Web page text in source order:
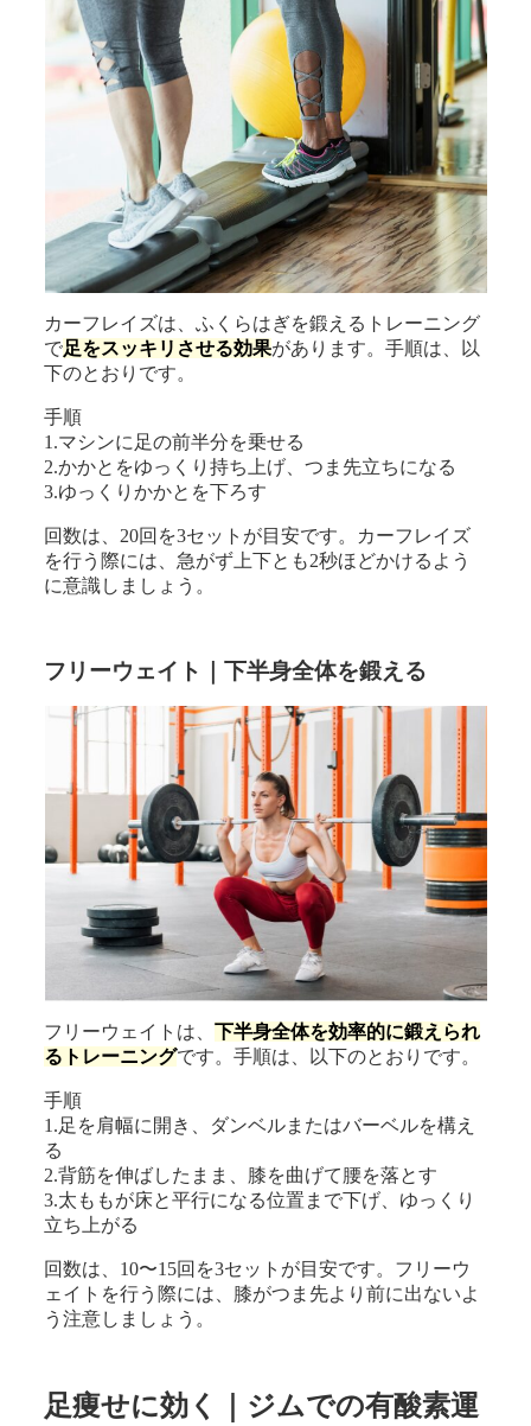
カーフレイズは、ふくらはぎを鍛えるトレーニング
で足をスッキリさせる効果があります。手順は、以
下のとおりです。
手順
1.マシンに足の前半分を乗せる
2.かかとをゆっくり持ち上げ、つま先立ちになる
3.ゆっくりかかとを下ろす
回数は、20回を3セットが目安です。カーフレイズ
を行う際には、急がず上下とも2秒ほどかけるよう
に意識しましょう。
フリーウェイト｜下半身全体を鍛える
フリーウェイトは、下半身全体を効率的に鍛えられ
るトレーニングです。手順は、以下のとおりです。
手順
1.足を肩幅に開き、ダンベルまたはバーベルを構え
る
2.背筋を伸ばしたまま、膝を曲げて腰を落とす
3.太ももが床と平行になる位置まで下げ、ゆっくり
立ち上がる
回数は、10〜15回を3セットが目安です。フリーウ
ェイトを行う際には、膝がつま先より前に出ないよ
う注意しましょう。
足痩せに効く｜ジムでの有酸素運